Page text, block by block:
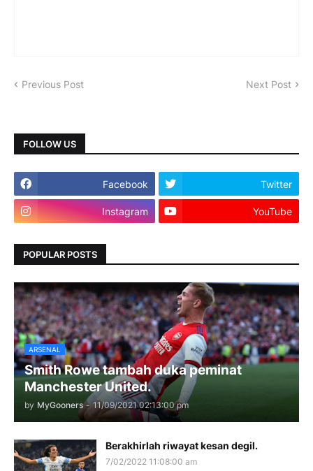
Previous Post Next Post
FOLLOW US
Facebook Twitter
Instagram YouTube
POPULAR POSTS
ARSENAL
Smith Rowe tambah duka peminat
Manchester United.
by MyGooners - 11/09/2021 02:13:00 pm
Berakhirlah riwayat kesan degil.
7/02/2022 11:08:00 am